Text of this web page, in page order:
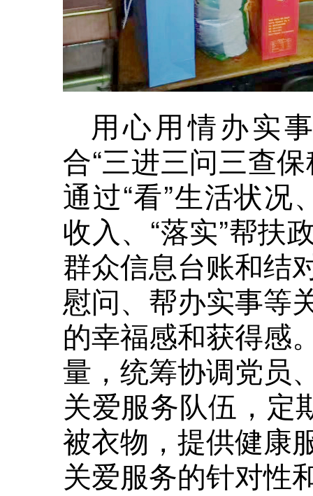
用心用情办实
合“三进三问三查
通过“看”生活状况
收入、“落实”帮扶
群众信息台账和结
慰问、帮办实事等
的幸福感和获得感
量，统筹协调党员
关爱服务队伍，定
被衣物，提供健康
关爱服务的针对性